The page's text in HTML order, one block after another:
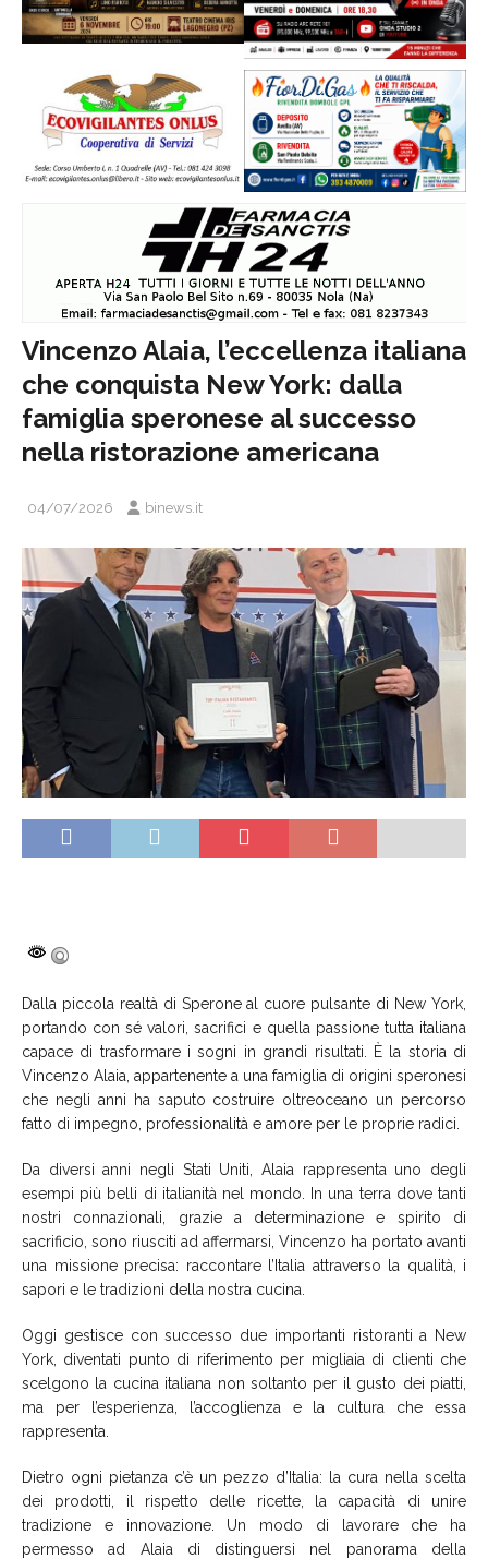
Vincenzo Alaia, l’eccellenza italiana
che conquista New York: dalla
famiglia speronese al successo
nella ristorazione americana
04/07/2026 binews.it
Dalla piccola realtà di Sperone al cuore pulsante di New York,
portando con sé valori, sacrifici e quella passione tutta italiana
capace di trasformare i sogni in grandi risultati. È la storia di
Vincenzo Alaia, appartenente a una famiglia di origini speronesi
che negli anni ha saputo costruire oltreoceano un percorso
fatto di impegno, professionalità e amore per le proprie radici.
Da diversi anni negli Stati Uniti, Alaia rappresenta uno degli
esempi più belli di italianità nel mondo. In una terra dove tanti
nostri connazionali, grazie a determinazione e spirito di
sacrificio, sono riusciti ad affermarsi, Vincenzo ha portato avanti
una missione precisa: raccontare l’Italia attraverso la qualità, i
sapori e le tradizioni della nostra cucina.
Oggi gestisce con successo due importanti ristoranti a New
York, diventati punto di riferimento per migliaia di clienti che
scelgono la cucina italiana non soltanto per il gusto dei piatti,
ma per l’esperienza, l’accoglienza e la cultura che essa
rappresenta.
Dietro ogni pietanza c’è un pezzo d’Italia: la cura nella scelta
dei prodotti, il rispetto delle ricette, la capacità di unire
tradizione e innovazione. Un modo di lavorare che ha
permesso ad Alaia di distinguersi nel panorama della